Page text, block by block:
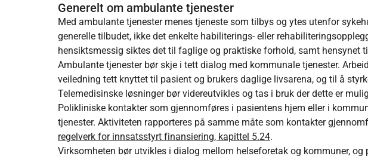
Generelt om ambulante tjenester
Med ambulante tjenester menes tjeneste som tilbys og ytes utenfor
generelle tilbudet, ikke det enkelte habiliterings- eller
hensiktsmessig siktes det til faglige og praktiske forhold, samt hensynet
Ambulante tjenester bør skje i tett dialog med kommunale tjenester.
veiledning tett knyttet til pasient og brukers daglige livsarena, og til å
Telemedisinske løsninger bør videreutvikles og tas i bruk der dette er
Polikliniske kontakter som gjennomføres i pasientens hjem eller i
tjenester. Aktiviteten rapporteres på samme måte som kontakter
regelverk for innsatsstyrt finansiering, kapittel 5.24.
Virksomheten bør utvikles i dialog mellom helseforetak og kommuner,